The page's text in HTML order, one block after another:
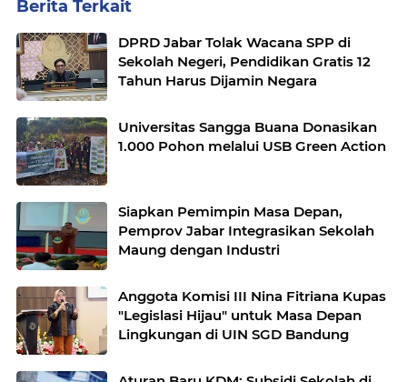
Berita Terkait
DPRD Jabar Tolak Wacana SPP di
Sekolah Negeri, Pendidikan Gratis 12
Tahun Harus Dijamin Negara
Universitas Sangga Buana Donasikan
1.000 Pohon melalui USB Green Action
Siapkan Pemimpin Masa Depan,
Pemprov Jabar Integrasikan Sekolah
Maung dengan Industri
Anggota Komisi III Nina Fitriana Kupas
"Legislasi Hijau" untuk Masa Depan
Lingkungan di UIN SGD Bandung